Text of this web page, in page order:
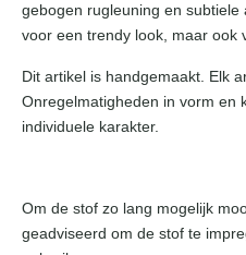
gebogen rugleuning en
voor een trendy look, maar ook
Dit artikel is handgemaakt. Elk
Onregelmatigheden in vorm en
individuele karakter.
Om de stof zo lang mogelijk
geadviseerd om de stof te